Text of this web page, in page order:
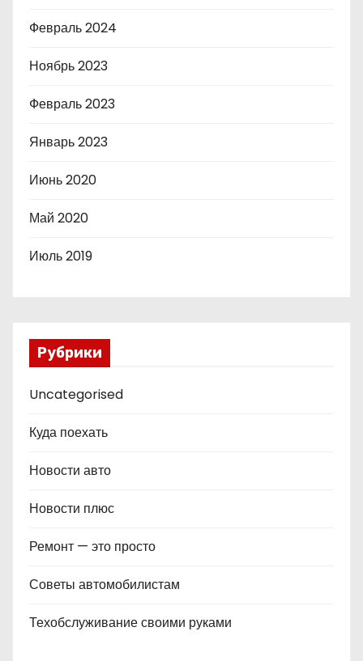
Февраль 2024
Ноябрь 2023
Февраль 2023
Январь 2023
Июнь 2020
Май 2020
Июль 2019
Рубрики
Uncategorised
Куда поехать
Новости авто
Новости плюс
Ремонт — это просто
Советы автомобилистам
Техобслуживание своими руками